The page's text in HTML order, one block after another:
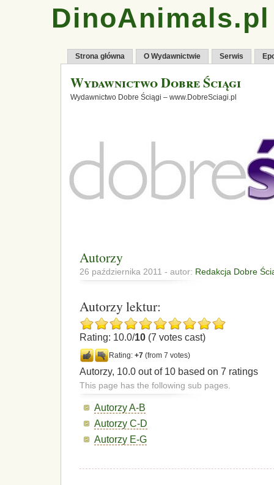
DinoAnimals.pl
Strona główna O Wydawnictwie Serwis
Wydawnictwo Dobre Ściągi
Wydawnictwo Dobre Ściągi – www.DobreSciagi.pl
Autorzy
26 października 2011 - autor: Redakcja Dobre
Autorzy lektur:
Rating: 10.0/10 (7 votes cast)
Rating: +7 (from 7 votes)
Autorzy, 10.0 out of 10 based on 7 ratings
This page has the following sub pages.
Autorzy A-B
Autorzy C-D
Autorzy E-G